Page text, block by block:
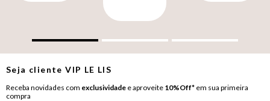
Seja clienteVIP LE LIS
Receba novidades com exclusividade e aproveite 10%Off* em sua primeira
compra